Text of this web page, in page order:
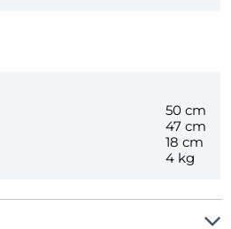
50 cm
47 cm
18 cm
4 kg